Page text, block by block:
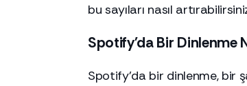
bu sayıları nasıl
Spotify'da Bir Dinlenme
Spotify'da bir dinlenme, bir